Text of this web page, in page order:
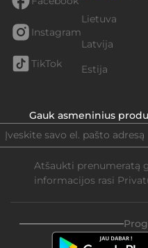
Instagram
TikTok
Lietuva
Latvija
Estija
Gauk asmeninius
Atšaukti prenumeratą
informacijos rasi